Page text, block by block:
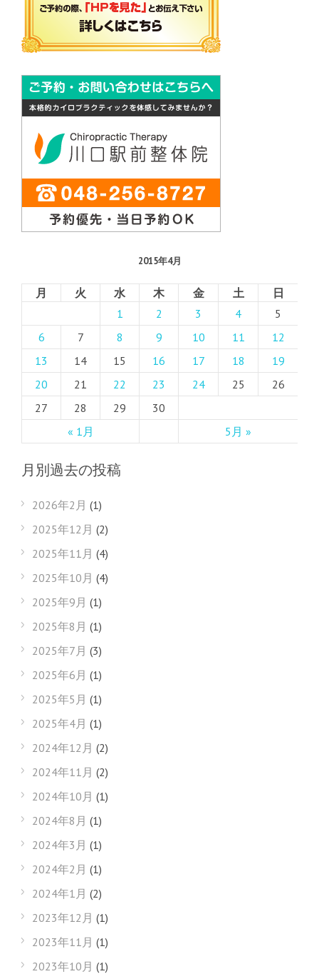
2015年4月
月 火 水 木 金 土 日
« 1月 5月 »
1 2 3 4
5
6
7 8 9 10 11
12
13
14 15 16 17 18
19
20
21 22 23 24 25
26
27
28 29 30
月別過去の投稿
2026年2月 (1)
2025年12月 (2)
2025年11月 (4)
2025年10月 (4)
2025年9月 (1)
2025年8月 (1)
2025年7月 (3)
2025年6月 (1)
2025年5月 (1)
2025年4月 (1)
2024年12月 (2)
2024年11月 (2)
2024年10月 (1)
2024年8月 (1)
2024年3月 (1)
2024年2月 (1)
2024年1月 (2)
2023年12月 (1)
2023年11月 (1)
2023年10月 (1)